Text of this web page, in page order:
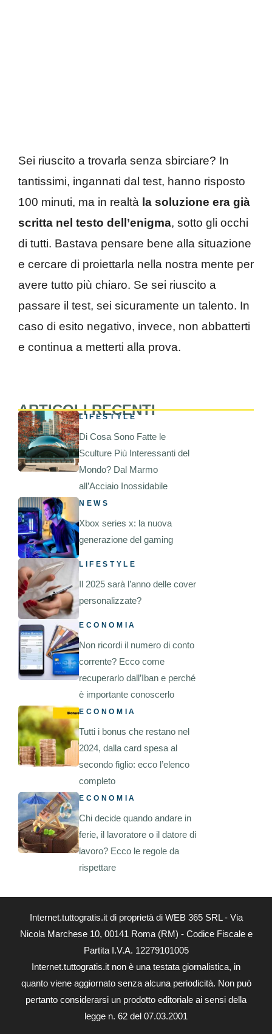
Sei riuscito a trovarla senza sbirciare? In
tantissimi, ingannati dal test, hanno risposto
100 minuti, ma in realtà la soluzione era già
scritta nel testo dell’enigma, sotto gli occhi
di tutti. Bastava pensare bene alla situazione
e cercare di proiettarla nella nostra mente per
avere tutto più chiaro. Se sei riuscito a
passare il test, sei sicuramente un talento. In
caso di esito negativo, invece, non abbatterti
e continua a metterti alla prova.
ARTICOLI RECENTI
LIFESTYLE
Di Cosa Sono Fatte le
Sculture Più Interessanti del
Mondo? Dal Marmo
all’Acciaio Inossidabile
NEWS
Xbox series x: la nuova
generazione del gaming
LIFESTYLE
Il 2025 sarà l’anno delle cover
personalizzate?
ECONOMIA
Non ricordi il numero di conto
corrente? Ecco come
recuperarlo dall’Iban e perché
è importante conoscerlo
ECONOMIA
Tutti i bonus che restano nel
2024, dalla card spesa al
secondo figlio: ecco l’elenco
completo
ECONOMIA
Chi decide quando andare in
ferie, il lavoratore o il datore di
lavoro? Ecco le regole da
rispettare
Internet.tuttogratis.it di proprietà di WEB 365 SRL - Via
Nicola Marchese 10, 00141 Roma (RM) - Codice Fiscale e
Partita I.V.A. 12279101005
Internet.tuttogratis.it non è una testata giornalistica, in
quanto viene aggiornato senza alcuna periodicità. Non può
pertanto considerarsi un prodotto editoriale ai sensi della
legge n. 62 del 07.03.2001